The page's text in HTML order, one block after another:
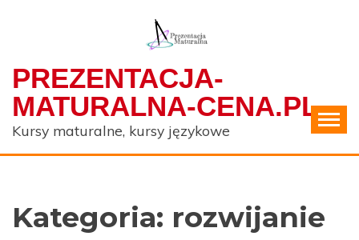
PREZENTACJA-
MATURALNA-CENA.PL
Kursy maturalne, kursy językowe
Kategoria: rozwijanie